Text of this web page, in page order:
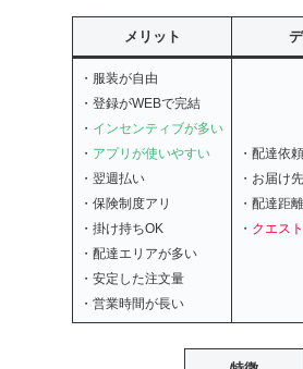
メリット
・服装が自由
・登録がWEBで完結
・ インセンティブが多い
・ アプリが使いやすい
・翌週払い
・保険制度アリ
・掛け持ちOK
・配達エリアが多い
・安定した注文量
・営業時間が長い
・配達依
・お届け
・配達距
・ クエス